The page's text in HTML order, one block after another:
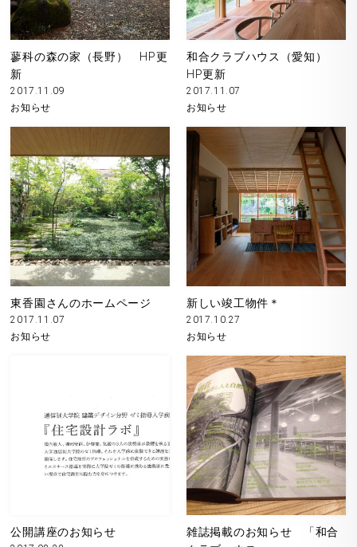
蓼科の森の家（長野） HP更
新
2017.11.09
お知らせ
和合クラブハウス（愛知）
HP更新
2017.11.07
お知らせ
東香園さんのホームページ
2017.11.07
お知らせ
新しい竣工物件＊
2017.10.27
お知らせ
公開講座のお知らせ
雑誌掲載のお知らせ 「和合